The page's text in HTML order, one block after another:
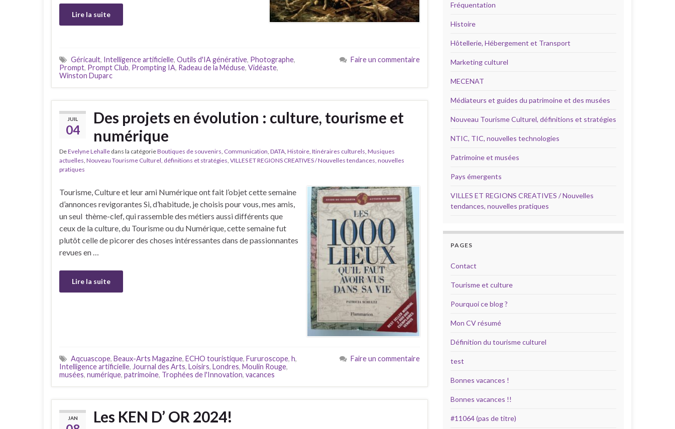
Lire la suite
Géricault, Intelligence artificielle, Outils d'IA générative, Photographe,
Prompt, Prompt Club, Prompting IA, Radeau de la Méduse, Vidéaste,
Winston Duparc
Faire un commentaire
JUIL
04
Des projets en évolution : culture, tourisme et
numérique
DeEvelyne Lehalle dans la catégorieBoutiques de souvenirs, Communication, DATA, Histoire, Itinéraires culturels, Musiques
actuelles, Nouveau Tourisme Culturel, définitions et stratégies, VILLES ET REGIONS CREATIVES / Nouvelles tendances, nouvelles
pratiques
Tourisme, Culture et leur ami Numérique ont fait l’objet cette semaine
d’annonces revigorantes Si, d’habitude, je choisis pour vous, mes amis,
un seul thème-clef, qui rassemble des métiers aussi différents que
ceux de la culture, du Tourisme ou du Numérique, cette semaine fut
plutôt celle de picorer des choses intéressantes dans de passionnantes
revues en …
Lire la suite
Aqcuascope, Beaux-Arts Magazine, ECHO touristique, Fururoscope, h,
Intelligence artificielle, Journal des Arts, Loisirs, Londres, Moulin Rouge,
musées, numérique, patrimoine, Trophées de l'Innovation, vacances
Faire un commentaire
JAN Les KEN D’ OR 2024!
Fréquentation
Histoire
Hôtellerie, Hébergement et Transport
Marketing culturel
MECENAT
Médiateurs et guides du patrimoine et des musées
Nouveau Tourisme Culturel, définitions et stratégies
NTIC, TIC, nouvelles technologies
Patrimoine et musées
Pays émergents
VILLES ET REGIONS CREATIVES / Nouvelles
tendances, nouvelles pratiques
PAGES
Contact
Tourisme et culture
Pourquoi ce blog ?
Mon CV résumé
Définition du tourisme culturel
test
Bonnes vacances !
Bonnes vacances !!
#11064 (pas de titre)